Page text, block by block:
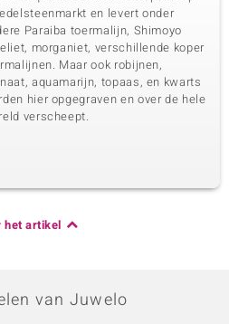
en levert onder
Paraiba toermalijn, Shimoyo
morganiet, verschillende koper
Maar ook robijnen,
aquamarijn, topaas, en kwarts
hier opgegraven en over de hele
verscheept.
het artikel
van Juwelo